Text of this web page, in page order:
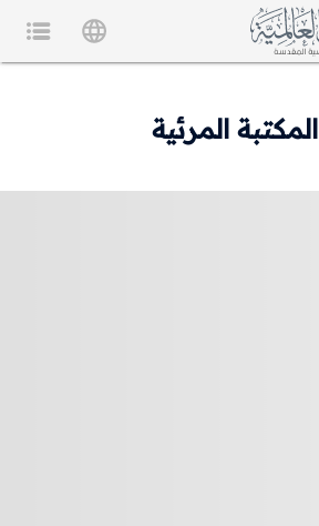
المكتبة المرئية